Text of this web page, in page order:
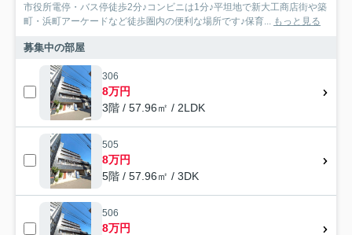
市役所電停・バス停徒歩2分♪コンビニは1分♪平坦地で新大工商店街や築
町・浜町アーケードなど徒歩圏内の便利な場所です♪保育...
もっと見る
募集中の部屋
306
8万円
3階 / 57.96㎡ / 2LDK
505
8万円
5階 / 57.96㎡ / 3DK
506
8万円